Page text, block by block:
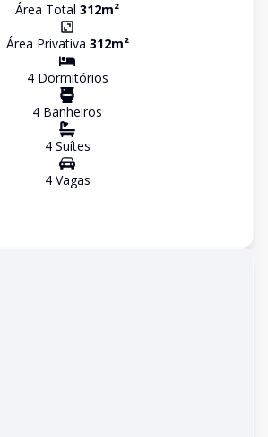
Área Total 312m²
Área Privativa 312m²
4Dormitórios
4 Banheiros
4Suítes
4Vagas